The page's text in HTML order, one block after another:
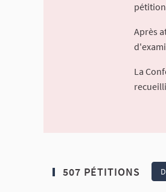
Après
La
507 PÉTITIONS